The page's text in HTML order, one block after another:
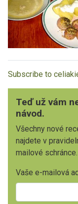
Subscribe to
Teď už vám
návod.
Všechny nové
najdete v
mailové
Vaše e-mailová